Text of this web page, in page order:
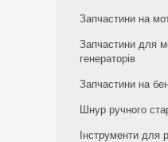
Запчастини на
Запчастини для
генераторів
Запчастини на
Шнур ручного
Інструменти для